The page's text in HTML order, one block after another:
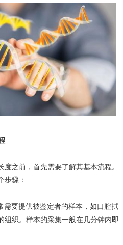
之前，首先需要了解其基本流程。
步骤：
要提供被鉴定者的样本，如口腔拭
组织。样本的采集一般在几分钟内即